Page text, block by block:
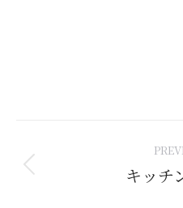
navigation
キッチ